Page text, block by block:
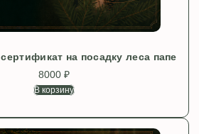
на посадку леса папе
8000 ₽
В корзину